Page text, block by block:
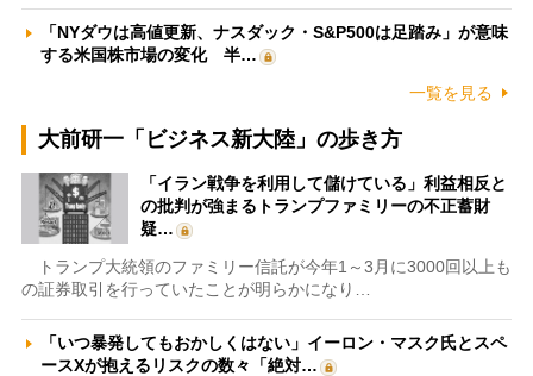
「NYダウは高値更新、ナスダック・S&P500は足踏み」が意味
する米国株市場の変化 半…
一覧を見る
大前研一「ビジネス新大陸」の歩き方
「イラン戦争を利用して儲けている」利益相反と
の批判が強まるトランプファミリーの不正蓄財
疑…
トランプ大統領のファミリー信託が今年1～3月に3000回以上も
の証券取引を行っていたことが明らかになり…
「いつ暴発してもおかしくはない」イーロン・マスク氏とスペ
ースXが抱えるリスクの数々「絶対…